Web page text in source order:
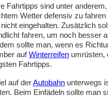
Fahrtipps sind unter
Wetter defensiv zu
nicht eingehalten. Zusätzlich
fahren, um noch besser
sollte man, wenn es
aufWinterreifen umrüsten,
Fahrtipps.
auf derAutobahn unterwegs
Beim Einfädeln sollte man